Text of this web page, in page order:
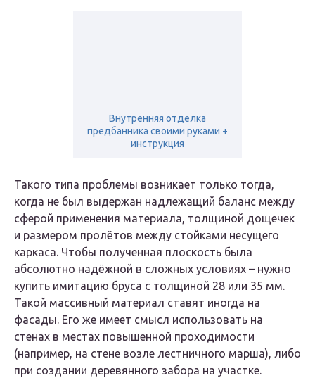
Внутренняя отделка
предбанника своими руками +
инструкция
Такого типа проблемы возникает только тогда,
когда не был выдержан надлежащий баланс между
сферой применения материала, толщиной дощечек
и размером пролётов между стойками несущего
каркаса. Чтобы полученная плоскость была
абсолютно надёжной в сложных условиях – нужно
купить имитацию бруса с толщиной 28 или 35 мм.
Такой массивный материал ставят иногда на
фасады. Его же имеет смысл использовать на
стенах в местах повышенной проходимости
(например, на стене возле лестничного марша), либо
при создании деревянного забора на участке.